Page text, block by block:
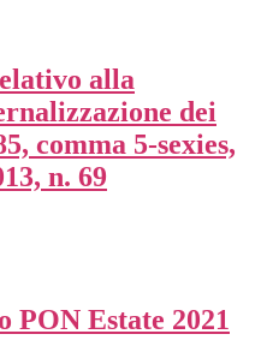
alla
dei
comma 5-sexies,
n. 69
PON Estate 2021